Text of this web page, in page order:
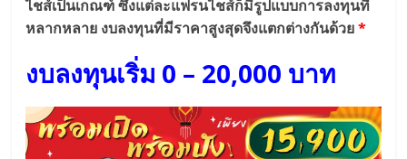
รน
ไชส์
ไชส์เป็นเกณฑ์ ซึ่งแต่ละแฟรนไชส์ก็มีรูปแบบการลงทุนที่
หลากหลาย งบลงทุนที่มีราคาสูงสุดจึงแตกต่างกันด้วย*
งบลงทุนเริ่ม 0 – 20,000 บาท